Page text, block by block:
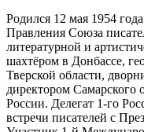
Родился 12 мая 1954
Правления Союза
литературной и
шахтёром в Донбассе,
Тверской области,
директором Самарского
России. Делегат 1-го
встречи писателей с